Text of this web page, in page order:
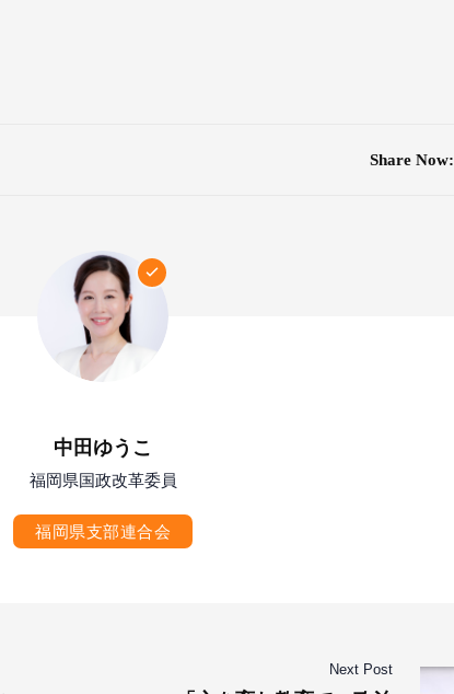
Share Now:
中田ゆうこ
福岡県国政改革委員
福岡県支部連合会
Next Post